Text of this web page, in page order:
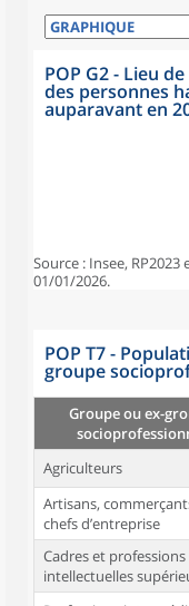
POP G2 - Lieu
des personnes
auparavant en
Source : Insee,
01/01/2026.
POP T7 -
groupe
Groupe ou ex-
Agriculteurs
Artisans,
chefs d’entreprise
Cadres et professions
intellectuelles